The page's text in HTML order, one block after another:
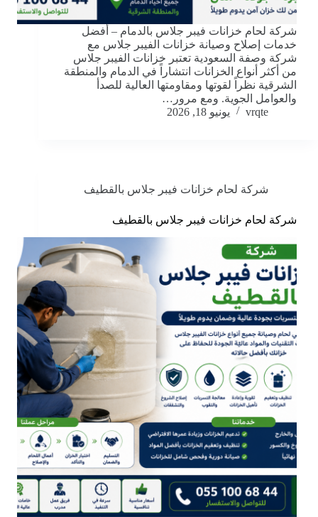
شركة لحام خزانات فيبر جلاس بالدمام – أفضل
خدمات إصلاح وصيانة خزانات الفيبر جلاس مع
شركة وصفة السعودية تعتبر خزانات الفيبر جلاس
من أكثر أنواع الخزانات انتشاراً في الدمام والمنطقة
الشرقية نظراً لقوتها ومقاومتها العالية للصدأ
والعوامل الجوية. ومع مرور…
vrqte
يونيو 18, 2026
شركة لحام خزانات فيبر جلاس بالقطيف
شركة لحام خزانات فيبر جلاس بالقطيف